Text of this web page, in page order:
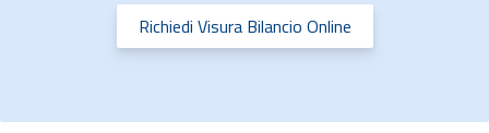
Richiedi Visura Bilancio Online